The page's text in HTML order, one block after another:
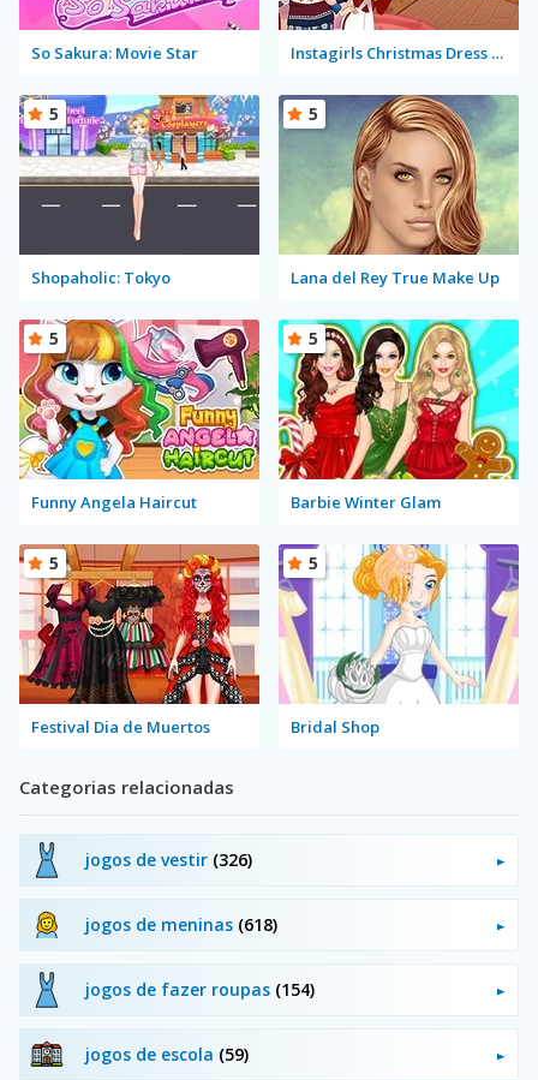
So Sakura: Movie Star Instagirls Christmas Dress Up
Shopaholic: Tokyo
5
Lana del Rey True Make Up
5
Funny Angela Haircut
5
Barbie Winter Glam
5
Festival Dia de Muertos
5
Bridal Shop
5
Categorias relacionadas
jogos de vestir (326)
jogos de meninas (618)
jogos de fazer roupas (154)
jogos de escola (59)